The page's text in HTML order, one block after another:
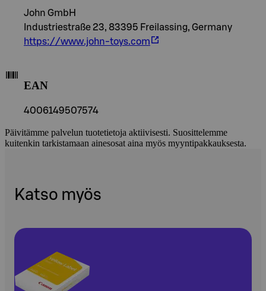
John GmbH
Industriestraße 23, 83395 Freilassing, Germany
https://www.john-toys.com
EAN
4006149507574
Päivitämme palvelun tuotetietoja aktiivisesti. Suosittelemme
kuitenkin tarkistamaan ainesosat aina myös myyntipakkauksesta.
Katso myös